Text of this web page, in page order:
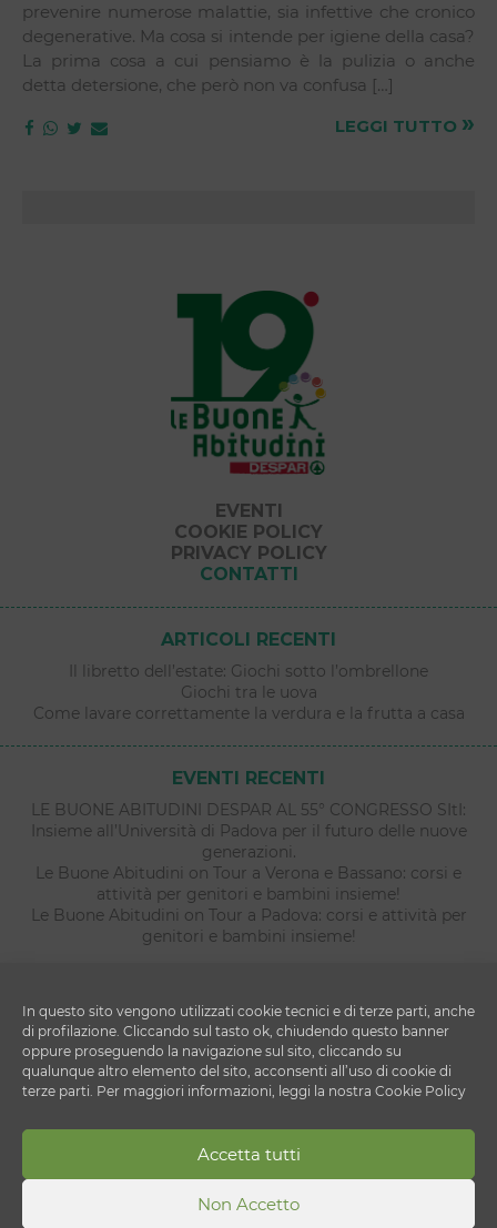
In questo sito vengono utilizzati cookie tecnici e di terze parti, anche
di profilazione. Cliccando sul tasto ok, chiudendo questo banner
oppure proseguendo la navigazione sul sito, cliccando su
qualunque altro elemento del sito, acconsenti all’uso di cookie di
terze parti. Per maggiori informazioni, leggi la nostra Cookie Policy
Accetta tutti
Non Accetto
prevenire numerose malattie, sia infettive che cronico
degenerative. Ma cosa si intende per igiene della casa?
La prima cosa a cui pensiamo è la pulizia o anche
detta detersione, che però non va confusa […]
LEGGI TUTTO »
EVENTI
COOKIE POLICY
PRIVACY POLICY
CONTATTI
ARTICOLI RECENTI
Il libretto dell’estate: Giochi sotto l’ombrellone
Giochi tra le uova
Come lavare correttamente la verdura e la frutta a casa
EVENTI RECENTI
LE BUONE ABITUDINI DESPAR AL 55° CONGRESSO SItI:
Insieme all’Università di Padova per il futuro delle nuove
generazioni.
Le Buone Abitudini on Tour a Verona e Bassano: corsi e
attività per genitori e bambini insieme!
Le Buone Abitudini on Tour a Padova: corsi e attività per
genitori e bambini insieme!
DESPAR ITALIA S.c. a r.l.
Via Ettore Cristoni 82 - 40033 - Casalecchio di Reno
(BO)